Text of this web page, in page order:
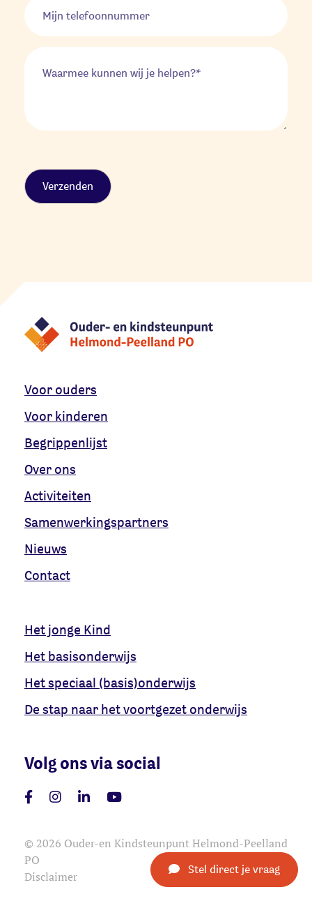
Stel direct je vraag
Voor ouders
Voor kinderen
Begrippenlijst
Over ons
Activiteiten
Samenwerkingspartners
Nieuws
Contact
Het jonge Kind
Het basisonderwijs
Het speciaal (basis)onderwijs
De stap naar het voortgezet onderwijs
Volg ons via social
© 2026 Ouder-en Kindsteunpunt Helmond-Peelland
PO
Disclaimer